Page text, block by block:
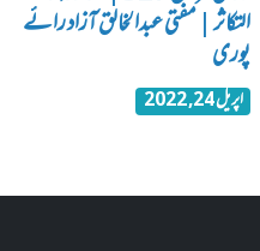
التکاثر | مفتی عبدالخالق آزاد رائے
پوری
اپریل 24, 2022